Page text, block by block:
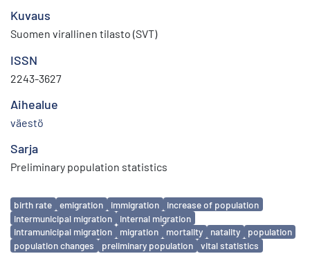
Kuvaus
Suomen virallinen tilasto (SVT)
ISSN
2243-3627
Aihealue
väestö
Sarja
Preliminary population statistics
Avainsanat
birth rate emigration immigration
increase of population
intermunicipal migration
internal migration
intramunicipal migration
migration mortality natality
population
population changes
preliminary population vital statistics